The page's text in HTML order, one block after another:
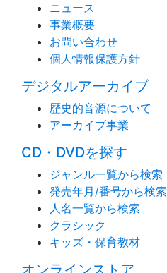
ニュース
事業概要
お問い合わせ
個人情報保護方針
デジタルアーカイブ
歴史的音源について
アーカイブ事業
CD・DVDを探す
ジャンル一覧から検索
発売年月/番号から検索
人名一覧から検索
クラシック
キッズ・保育教材
オンラインストア